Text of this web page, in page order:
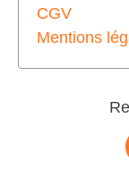
CGV
Mentions